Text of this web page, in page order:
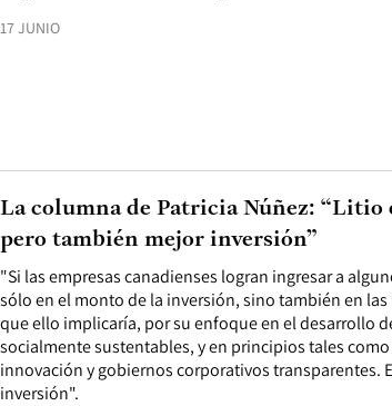
17 JUNIO
"Si las empresas canadienses logran ingresar a
sólo en el monto de la inversión, sino también en
que ello implicaría, por su enfoque en el desarrollo
socialmente sustentables, y en principios tales
innovación y gobiernos corporativos transparentes.
inversión".
La columna de Patricia Núñez:
pero también mejor inversión”